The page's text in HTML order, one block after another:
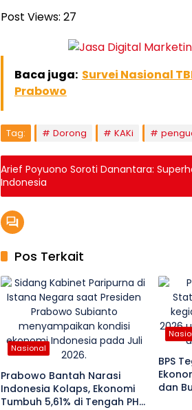
Post Views: 27
Baca juga: Survei Nasional
Prabowo
Tag: Dorong KAKi
Arief Poyuono Soroti Danantara:
Indonesia
Pos Terkait
Nasional
Prabowo Bantah Narasi
Indonesia Kolaps, Ekonomi
Tumbuh 5,61% di Tengah PHK
BPS
dan